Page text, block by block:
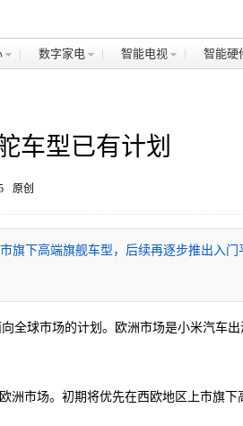
数字家电 智能电视 智能硬
车型已有计划
原创
旗下高端旗舰车型，后续再逐步推出入门
全球市场的计划。欧洲市场是小米汽车
洲市场。初期将优先在西欧地区上市旗下